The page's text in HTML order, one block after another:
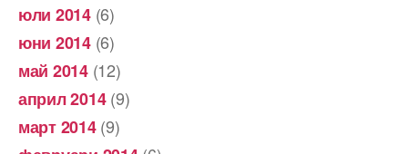
юли 2014(6)
юни 2014(6)
май 2014(12)
април 2014(9)
март 2014(9)